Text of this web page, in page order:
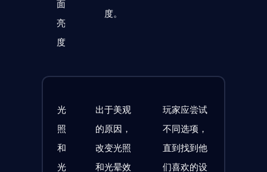
面
亮
度
度。
光
照
和
光
出于美观
的原因，
改变光照
和光晕效
玩家应尝试
不同选项，
直到找到他
们喜欢的设